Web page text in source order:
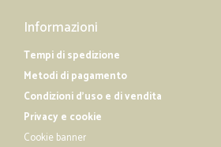
Informazioni
Tempi di spedizione
Metodi di pagamento
Condizioni d'uso e di vendita
Privacy e cookie
Cookie banner